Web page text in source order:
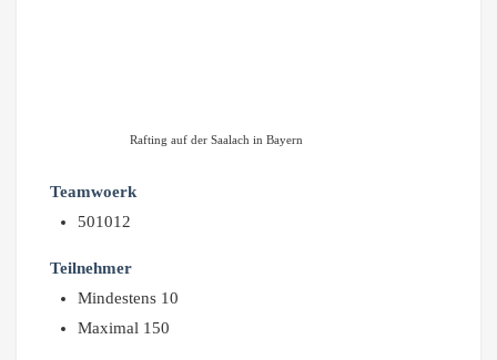
Rafting auf der Saalach in Bayern
Teamwoerk
501012
Teilnehmer
Mindestens 10
Maximal 150